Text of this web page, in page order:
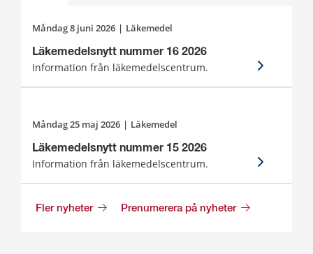
måndag 8 juni 2026 | Läkemedel
Läkemedelsnytt nummer 16 2026
Information från läkemedelscentrum.
måndag 25 maj 2026 | Läkemedel
Läkemedelsnytt nummer 15 2026
Information från läkemedelscentrum.
Fler nyheter Prenumerera på nyheter